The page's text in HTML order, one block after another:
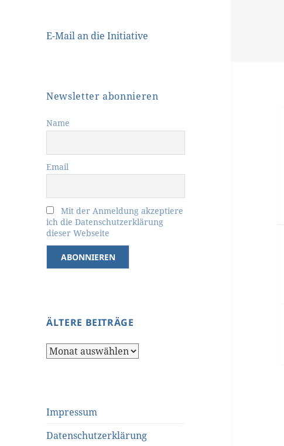
E-Mail an die Initiative
Newsletter abonnieren
Name
Email
Mit der Anmeldung akzeptiere
ich die Datenschutzerklärung
dieser Webseite
ÄLTERE BEITRÄGE
Ältere
Impressum
Datenschutzerklärung